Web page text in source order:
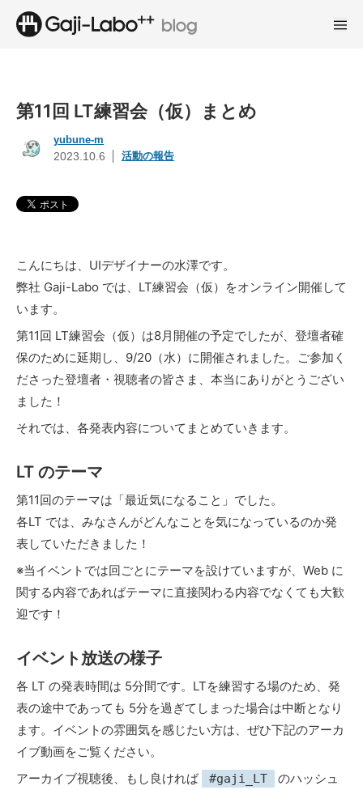
第11回 LT練習会（仮）まとめ
yubune-m
2023.10.6 活動の報告
こんにちは、UIデザイナーの水澤です。
弊社 Gaji-Labo では、LT練習会（仮）をオンライン開催して
います。
第11回 LT練習会（仮）は8月開催の予定でしたが、登壇者確
保のために延期し、9/20（水）に開催されました。ご参加く
ださった登壇者・視聴者の皆さま、本当にありがとうござい
ました！
それでは、各発表内容についてまとめていきます。
LT のテーマ
第11回のテーマは「最近気になること」でした。
各LT では、みなさんがどんなことを気になっているのか発
表していただきました！
※当イベントでは回ごとにテーマを設けていますが、Web に
関する内容であればテーマに直接関わる内容でなくても大歓
迎です！
イベント放送の様子
各 LT の発表時間は 5分間です。LTを練習する場のため、発
表の途中であっても 5分を過ぎてしまった場合は中断となり
ます。イベントの雰囲気を感じたい方は、ぜひ下記のアーカ
イブ動画をご覧ください。
アーカイブ視聴後、もし良ければ
#gaji_LT
のハッシュ